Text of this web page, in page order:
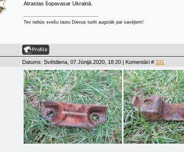
Atrastas šopavasar Ukrainā.
Tev nebūs svešu tautu Dievus turēt augstāk par savējiem!
Datums: Svētdiena, 07.Jūnijā.2020, 18:20 | Komentāri # 331